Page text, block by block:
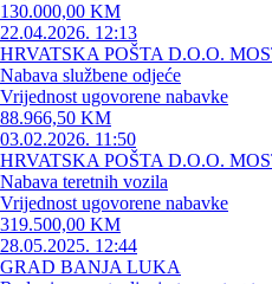
130.000,00 KM
22.04.2026. 12:13
HRVATSKA POŠTA D.O.O.
Nabava službene odjeće
Vrijednost ugovorene nabavke
88.966,50 KM
03.02.2026. 11:50
HRVATSKA POŠTA D.O.O.
Nabava teretnih vozila
Vrijednost ugovorene nabavke
319.500,00 KM
28.05.2025. 12:44
GRAD BANJA LUKA